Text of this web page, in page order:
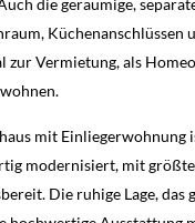
die geräumige,
Küchenanschlüssen
zur Vermietung, als
mit Einliegerwohnung
modernisiert, mit
Die ruhige Lage, das